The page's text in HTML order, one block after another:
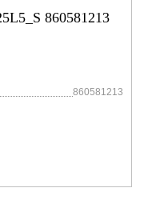
860581213
860581213